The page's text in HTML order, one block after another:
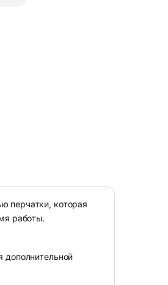
перчатки, которая
работы.
дополнительной